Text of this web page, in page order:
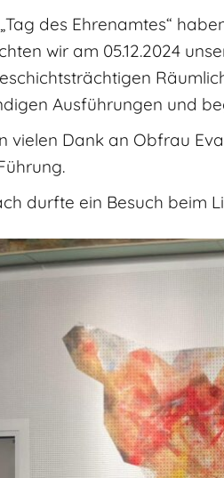
des Ehrenamtes“
wir am 05.12.2024
Ausführungen und
vielen Dank an Obfrau
durfte ein Besuch beim